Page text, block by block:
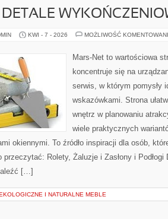
DETALE
KWI - 7 - 2026 MOŻLIWOŚĆ
Mars-Net to wartościowa
koncentruje się na
serwis, w którym pomysły
wskazówkami. Strona
wnętrz w planowaniu
wiele praktycznych
okiennymi. To źródło inspiracji dla osób,
przeczytać: Rolety, Żaluzje i Zasłony i Podłogi
[…]
I NATURALNE MEBLE